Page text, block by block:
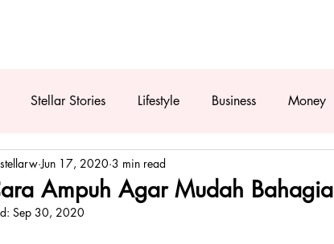
Stellar Stories Lifestyle Business Money
Ampuh Agar Mudah Bahagia
stellarw Jun 17, 2020 3 min read
Sep 30, 2020